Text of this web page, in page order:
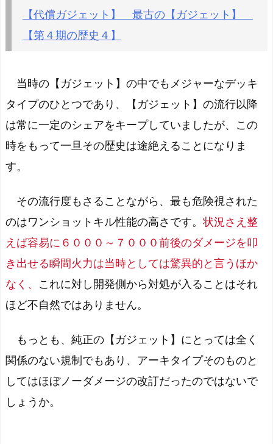
【代償ガジェット】 最古の【ガジェット】
【第４期の歴史４】
当時の【ガジェット】の中でもメジャーなデッキ
タイプのひとつであり、【ガジェット】の流行以降
は常に一定のシェアをキープしていましたが、この
時をもって一旦その歴史は途絶えることになりま
す。
その流行度もさることながら、最も危険視された
のはワンショットキル性能の高さです。状況さえ整
えば容易に６０００～７０００前後のダメージを叩
き出せる瞬間火力は当時としては驚異的と言うほか
なく、 これに対し開発側から対処が入ることはそれ
ほど不自然ではありません。
もっとも、純正の【ガジェット】にとっては全く
関係のない規制でもあり、アーキタイプそのものと
してはほぼノーダメージの改訂だったのではないで
しょうか。